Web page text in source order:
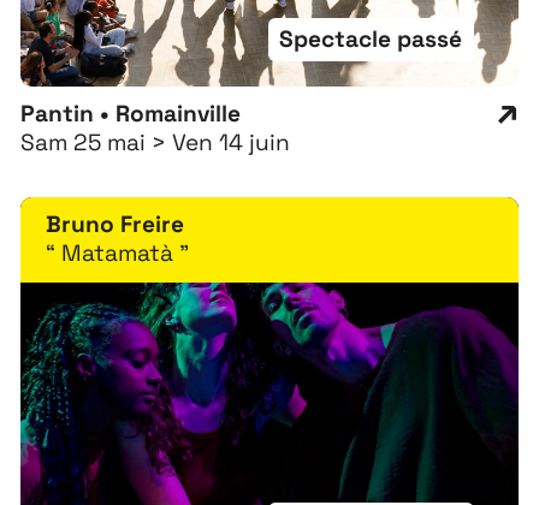
Pantin • Romainville
Sam 25 mai > Ven 14 juin
Spectacle passé
Bruno Freire
“ Matamatà ”